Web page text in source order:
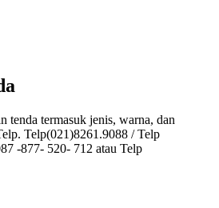
tenda termasuk jenis, warna, dan
Telp(021)8261.9088 / Telp
-877- 520- 712 atau Telp